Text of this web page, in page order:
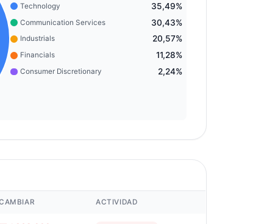
Technology 35,49%
Communication Services 30,43%
Industrials 20,57%
Financials 11,28%
Consumer Discretionary 2,24%
ACTIVIDAD